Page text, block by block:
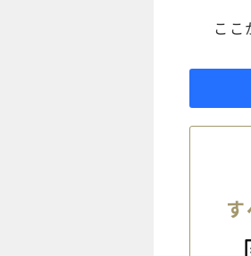
ここ